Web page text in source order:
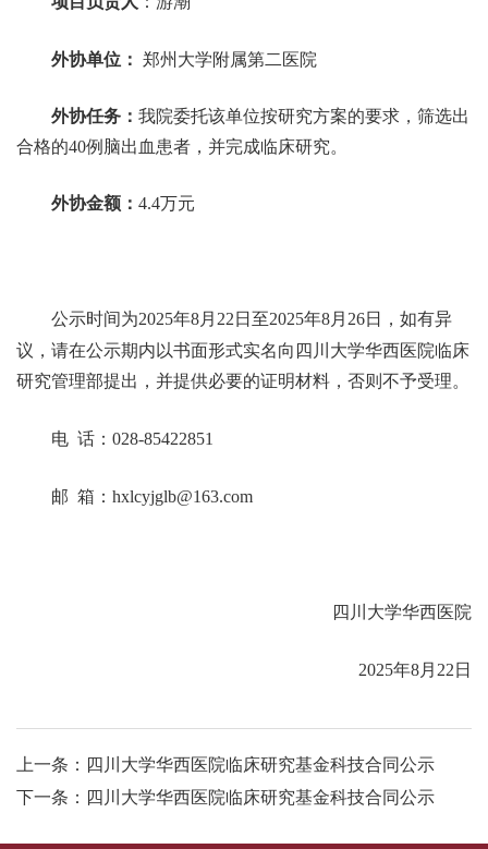
外协单位： 郑州大学附属第二医院
外协任务：我院委托该单位按研究方案的要求，筛选出
合格的40例脑出血患者，并完成临床研究。
外协金额：4.4万元
公示时间为2025年8月 22 日至2025年8月 26日，如有异
议，请在公示期内以书面形式实名向四川大学华西医院临床
研究管理部提出，并提供必要的证明材料，否则不予受理。
电 话： 028-85422851
邮 箱： hxlcyjglb@163.com
四川大学华西医院
2025年8月 22 日
上一条：四川大学华西医院临床研究基金科技合同公示
下一条：四川大学华西医院临床研究基金科技合同公示